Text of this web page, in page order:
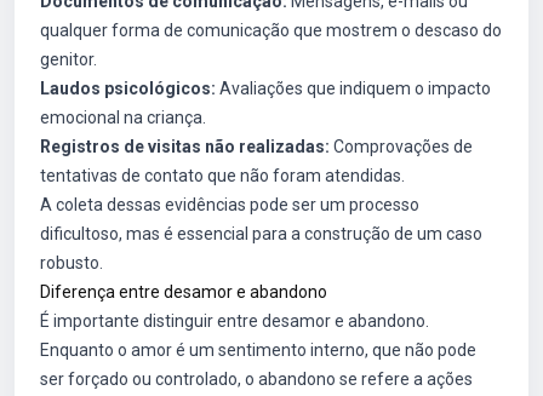
qualquer forma de comunicação que mostrem o descaso do
genitor.
Laudos psicológicos: Avaliações que indiquem o impacto
emocional na criança.
Registros de visitas não realizadas: Comprovações de
tentativas de contato que não foram atendidas.
A coleta dessas evidências pode ser um processo
dificultoso, mas é essencial para a construção de um caso
robusto.
Diferença entre desamor e abandono
É importante distinguir entre desamor e abandono.
Enquanto o amor é um sentimento interno, que não pode
ser forçado ou controlado, o abandono se refere a ações